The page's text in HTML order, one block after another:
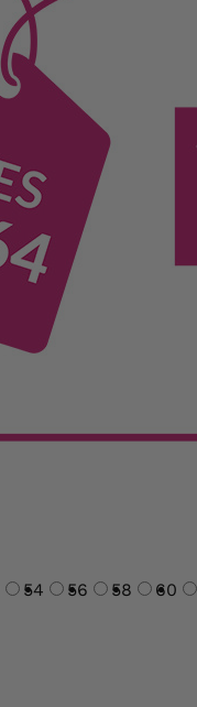
54 56 58 60